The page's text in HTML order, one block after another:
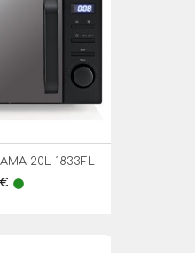
20L 1833FL
lens